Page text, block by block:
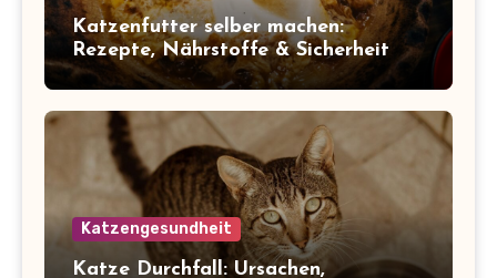
Katzenfutter selber machen:
Rezepte, Nährstoffe & Sicherheit
Katzengesundheit
Katze Durchfall: Ursachen,